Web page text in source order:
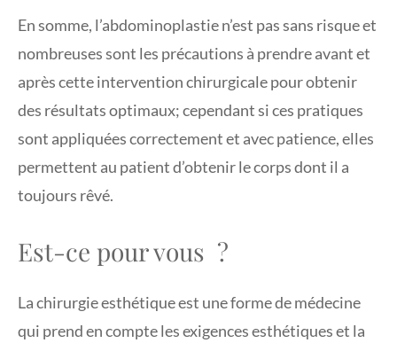
En somme, l’abdominoplastie n’est pas sans risque et
nombreuses sont les précautions à prendre avant et
après cette intervention chirurgicale pour obtenir
des résultats optimaux; cependant si ces pratiques
sont appliquées correctement et avec patience, elles
permettent au patient d’obtenir le corps dont il a
toujours rêvé.
Est-ce pour vous ?
La chirurgie esthétique est une forme de médecine
qui prend en compte les exigences esthétiques et la